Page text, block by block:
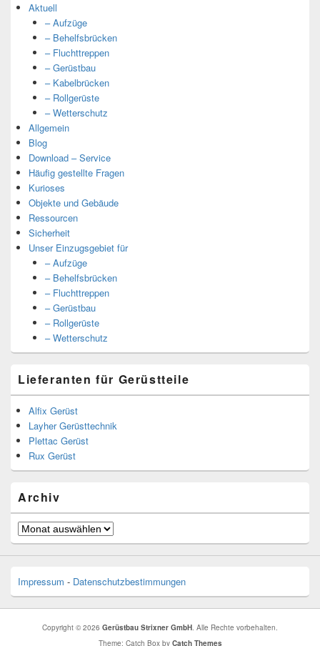
Aktuell
– Aufzüge
– Behelfsbrücken
– Fluchttreppen
– Gerüstbau
– Kabelbrücken
– Rollgerüste
– Wetterschutz
Allgemein
Blog
Download – Service
Häufig gestellte Fragen
Kurioses
Objekte und Gebäude
Ressourcen
Sicherheit
Unser Einzugsgebiet für
– Aufzüge
– Behelfsbrücken
– Fluchttreppen
– Gerüstbau
– Rollgerüste
– Wetterschutz
Lieferanten für Gerüstteile
Alfix Gerüst
Layher Gerüsttechnik
Plettac Gerüst
Rux Gerüst
Archiv
Archiv
Impressum - Datenschutzbestimmungen
Copyright © 2026 Gerüstbau Strixner GmbH. Alle Rechte vorbehalten.
Theme: Catch Box by Catch Themes